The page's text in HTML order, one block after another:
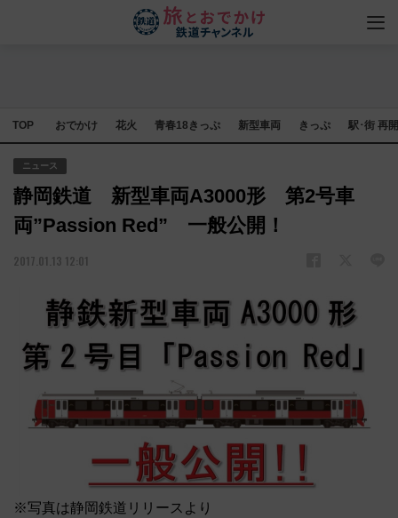
TOP おでかけ 花火 青春18きっぷ 新型車両 きっぷ 駅･街 再
ニュース
静岡鉄道 新型車両A3000形 第2号車
両”Passion Red” 一般公開！
2017.01.13 12:01
※写真は静岡鉄道リリースより